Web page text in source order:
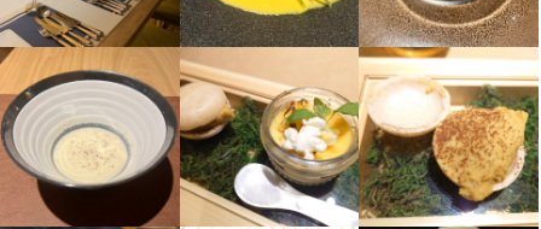
身に付くスキル
サービスマナー
応募資格
必須スキル・経験